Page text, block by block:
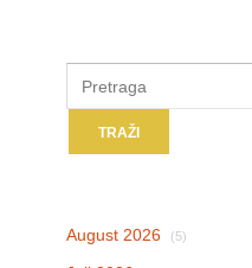
August 2026 (5)